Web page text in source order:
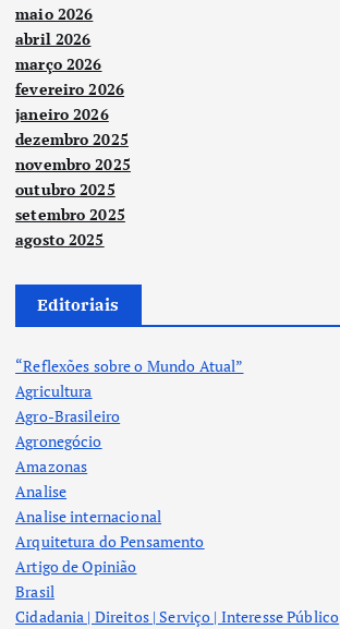
maio 2026
abril 2026
março 2026
fevereiro 2026
janeiro 2026
dezembro 2025
novembro 2025
outubro 2025
setembro 2025
agosto 2025
Editoriais
“Reflexões sobre o Mundo Atual”
Agricultura
Agro-Brasileiro
Agronegócio
Amazonas
Analise
Analise internacional
Arquitetura do Pensamento
Artigo de Opinião
Brasil
Cidadania | Direitos | Serviço | Interesse Público